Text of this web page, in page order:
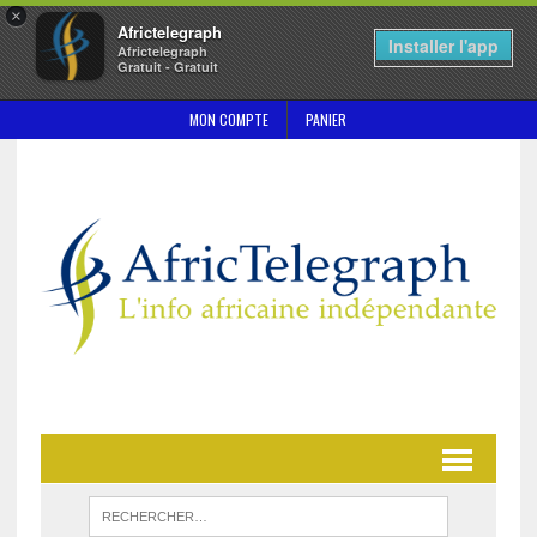
×
Africtelegraph
Africtelegraph
Gratuit - Gratuit
Installer l'app
MON COMPTE PANIER